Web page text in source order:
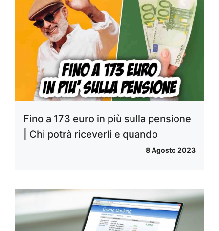
Fino a 173 euro in più sulla pensione
| Chi potrà riceverli e quando
8 Agosto 2023